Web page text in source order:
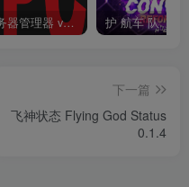
XPC服务器管理器 v3.6.6.6 终结版 Rust 一键开服工具 护 航车 队
下一篇
飞神状态 Flying God Status
0.1.4